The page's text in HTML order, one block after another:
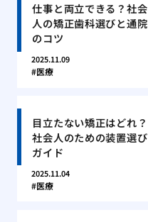
仕事と両立できる？社会
人の矯正歯科選びと通院
のコツ
2025.11.09
医療
目立たない矯正はどれ？
社会人のための装置選び
ガイド
2025.11.04
医療